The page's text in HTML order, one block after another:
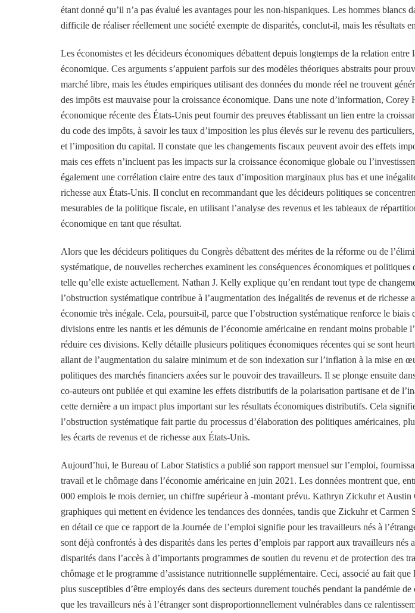
étant donné qu’il n’a pas évalué les avantages pour les non-hispaniques. Les hommes blancs
difficile de réaliser réellement une société exempte de disparités, conclut-il, mais les résultats
Les économistes et les décideurs économiques débattent depuis longtemps de la relation entre
économique. Ces arguments s’appuient parfois sur des modèles théoriques abstraits pour
marché libre, mais les études empiriques utilisant des données du monde réel ne trouvent
des impôts est mauvaise pour la croissance économique. Dans une note d’information, Corey
économique récente des États-Unis peut fournir des preuves établissant un lien entre la
du code des impôts, à savoir les taux d’imposition les plus élevés sur le revenu des
et l’imposition du capital. Il constate que les changements fiscaux peuvent avoir des effets
mais ces effets n’incluent pas les impacts sur la croissance économique globale ou
également une corrélation claire entre des taux d’imposition marginaux plus bas et une
richesse aux États-Unis. Il conclut en recommandant que les décideurs politiques se
mesurables de la politique fiscale, en utilisant l’analyse des revenus et les tableaux de
économique en tant que résultat.
Alors que les décideurs politiques du Congrès débattent des mérites de la réforme ou de
systématique, de nouvelles recherches examinent les conséquences économiques et
telle qu’elle existe actuellement. Nathan J. Kelly explique qu’en rendant tout type de
l’obstruction systématique contribue à l’augmentation des inégalités de revenus et de
économie très inégale. Cela, poursuit-il, parce que l’obstruction systématique renforce le biais
divisions entre les nantis et les démunis de l’économie américaine en rendant moins probable
réduire ces divisions. Kelly détaille plusieurs politiques économiques récentes qui se sont
allant de l’augmentation du salaire minimum et de son indexation sur l’inflation à la mise en
politiques des marchés financiers axées sur le pouvoir des travailleurs. Il se plonge ensuite
co-auteurs ont publiée et qui examine les effets distributifs de la polarisation partisane et de
cette dernière a un impact plus important sur les résultats économiques distributifs. Cela
l’obstruction systématique fait partie du processus d’élaboration des politiques américaines,
les écarts de revenus et de richesse aux États-Unis.
Aujourd’hui, le Bureau of Labor Statistics a publié son rapport mensuel sur l’emploi,
travail et le chômage dans l’économie américaine en juin 2021. Les données montrent que,
000 emplois le mois dernier, un chiffre supérieur à -montant prévu. Kathryn Zickuhr et Austin
graphiques qui mettent en évidence les tendances des données, tandis que Zickuhr et
en détail ce que ce rapport de la Journée de l’emploi signifie pour les travailleurs nés à
sont déjà confrontés à des disparités dans les pertes d’emplois par rapport aux travailleurs nés
disparités dans l’accès à d’importants programmes de soutien du revenu et de protection des
chômage et le programme d’assistance nutritionnelle supplémentaire. Ceci, associé au fait que
plus susceptibles d’être employés dans des secteurs durement touchés pendant la pandémie
que les travailleurs nés à l’étranger sont disproportionnellement vulnérables dans ce